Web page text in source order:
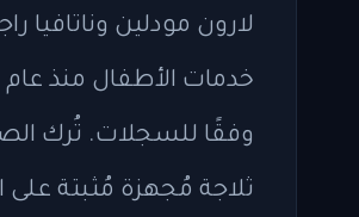
لارون مودلين وناتافيا
وفقًا للسجلات. تُرك
ثلاجة مُجهزة مُثبتة على